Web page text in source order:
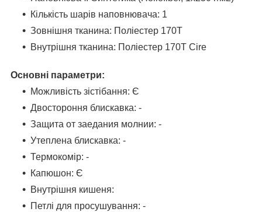
Кількість шарів наповнювача: 1
Зовнішня тканина: Поліестер 170T
Внутрішня тканина: Поліестер 170T Cire
Основні параметри:
Можливість зістібання: Є
Двостороння блискавка: -
Защита от заедания молнии: -
Утеплена блискавка: -
Термокомір: -
Капюшон: Є
Внутрішня кишеня:
Петлі для просушування: -